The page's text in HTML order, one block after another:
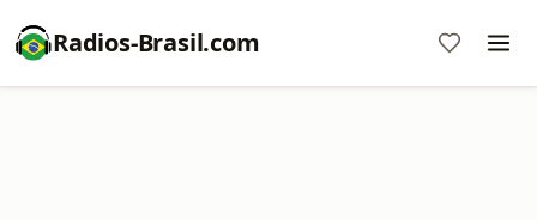
Radios-Brasil.com